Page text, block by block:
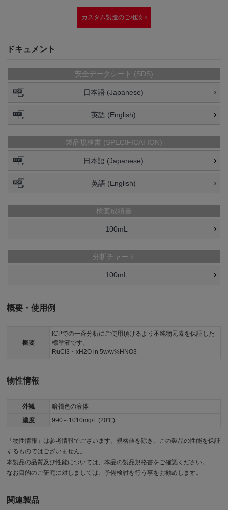
カスタム製造のご相談
ドキュメント
安全データシート (SDS)
日本語 (Japanese)
英語 (English)
製品規格書 (SPECIFICATION)
日本語 (Japanese)
英語 (English)
検査成績書
100mL
分析チャート
100mL
概要・使用例
概要
ICPでの一斉分析にご使用頂けるよう不純物元素を保証した
標準液です。
RuCl3・xH2O in 5w/w%HNO3
物性情報
外観
暗褐色の液体
濃度
990～1010mg/L (20℃)
「物性情報」は参考情報でございます。規格値を除き、この製品の性能を保証
するものではございません。
本製品の品質及び性能については、本品の製品規格書をご確認ください。
なお目的のご研究に対しましては、予備検討を行う事をお勧めします。
関連製品